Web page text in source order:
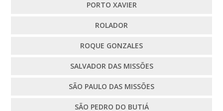
PORTO XAVIER
ROLADOR
ROQUE GONZALES
SALVADOR DAS MISSÕES
SÃO PAULO DAS MISSÕES
SÃO PEDRO DO BUTIÁ